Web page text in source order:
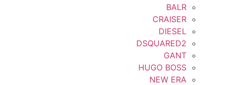
BALR
CRAISER
DIESEL
DSQUARED2
GANT
HUGO BOSS
NEW ERA